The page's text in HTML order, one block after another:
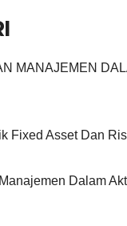
MANAJEMEN
Fixed Asset Dan
Dalam